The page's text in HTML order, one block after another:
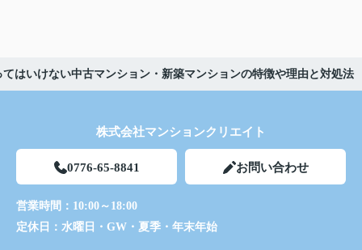
てはいけない中古マンション・新築マンションの特徴や理由と対処法
株式会社マンションクリエイト
0776-65-8841 お問い合わせ
営業時間： 10:00～18:00
定休日： 水曜日・GW・夏季・年末年始